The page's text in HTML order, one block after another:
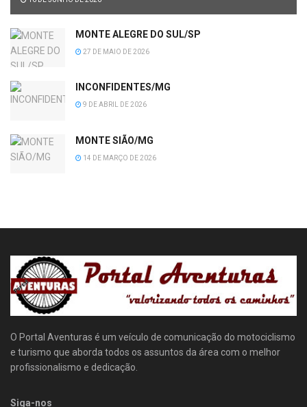
MONTE ALEGRE DO SUL/SP
27 DE MAIO DE 2026
INCONFIDENTES/MG
9 DE ABRIL DE 2026
MONTE SIÃO/MG
14 DE MARÇO DE 2026
O Portal Aventuras é um veículo de comunicação do motociclismo
e turismo que aborda todos os assuntos da área com o melhor
profissionalismo e dedicação.
Siga-nos